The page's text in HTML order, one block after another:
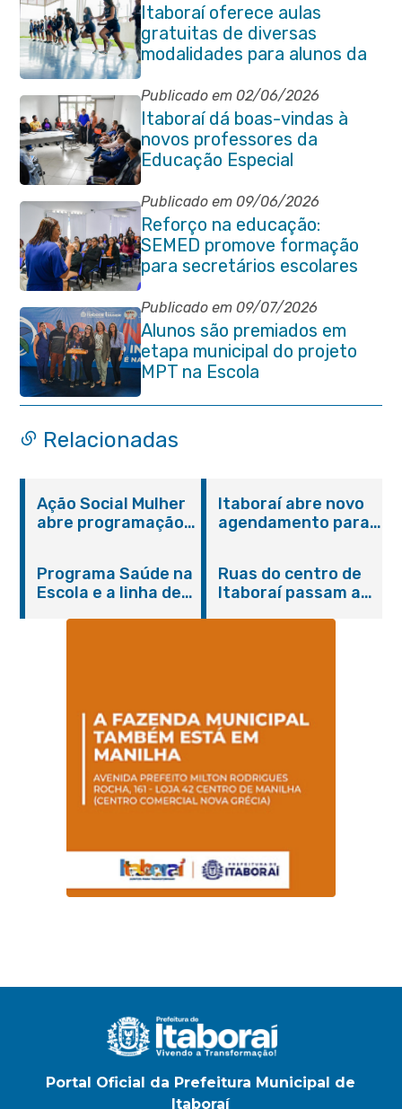
Itaboraí oferece aulas
gratuitas de diversas
modalidades para alunos da
rede municipal de ensino
Publicado em 02/06/2026
Itaboraí dá boas-vindas à
novos professores da
Educação Especial
Publicado em 09/06/2026
Reforço na educação:
SEMED promove formação
para secretários escolares
Publicado em 09/07/2026
Alunos são premiados em
etapa municipal do projeto
MPT na Escola
Relacionadas
Ação Social Mulher
abre programação
serviços gratuitos e
orientações
Itaboraí abre novo
agendamento para
Programa Saúde na
Escola e a linha de
Magalhães Seabra
Ruas do centro de
Itaboraí passam a
Portal Oficial da Prefeitura Municipal de
Itaboraí